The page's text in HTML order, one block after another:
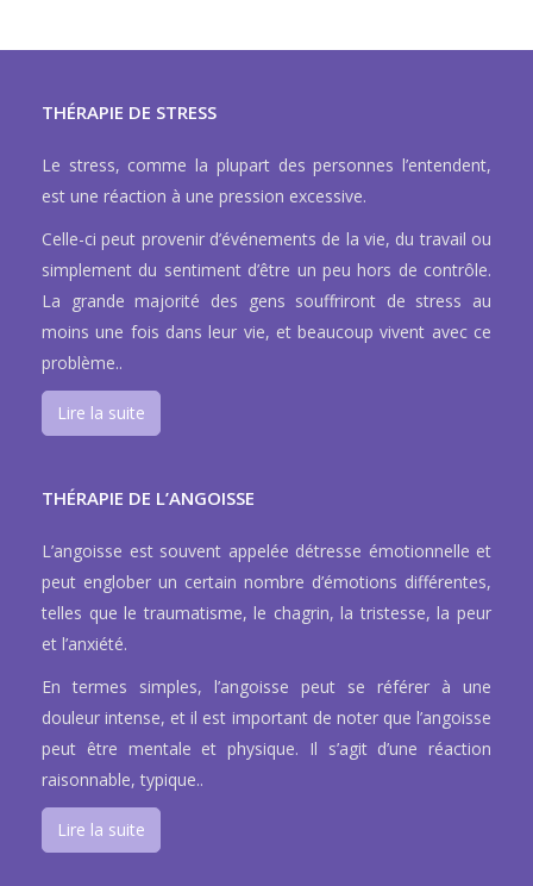
THÉRAPIE DE STRESS
Le stress, comme la plupart des personnes l’entendent,
est une réaction à une pression excessive.
Celle-ci peut provenir d’événements de la vie, du travail ou
simplement du sentiment d’être un peu hors de contrôle.
La grande majorité des gens souffriront de stress au
moins une fois dans leur vie, et beaucoup vivent avec ce
problème..
Lire la suite
THÉRAPIE DE L’ANGOISSE
L’angoisse est souvent appelée détresse émotionnelle et
peut englober un certain nombre d’émotions différentes,
telles que le traumatisme, le chagrin, la tristesse, la peur
et l’anxiété.
En termes simples, l’angoisse peut se référer à une
douleur intense, et il est important de noter que l’angoisse
peut être mentale et physique. Il s’agit d’une réaction
raisonnable, typique..
Lire la suite